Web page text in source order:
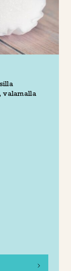
valamalla